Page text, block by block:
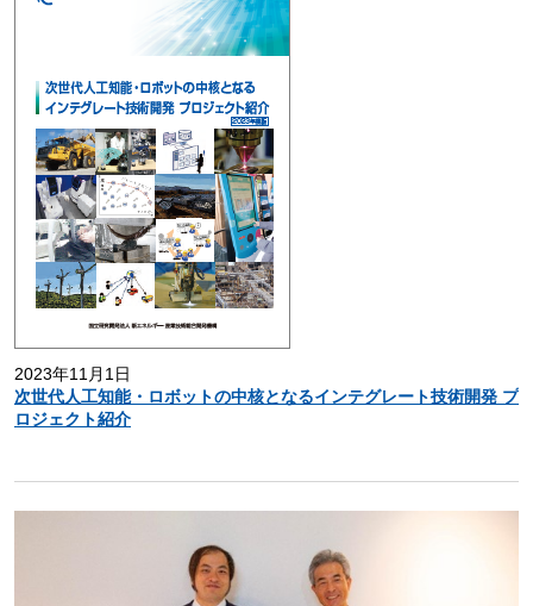
2023年11月1日
次世代人工知能・ロボットの中核となるインテグレート技術開発 プ
ロジェクト紹介